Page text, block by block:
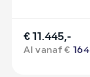
€ 11.445,-
Al vanaf €164